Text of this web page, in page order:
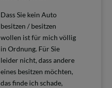
Dass Sie kein Auto
besitzen / besitzen
wollen ist für mich völlig
in Ordnung. Für Sie
leider nicht, dass andere
eines besitzen möchten,
das finde ich schade,